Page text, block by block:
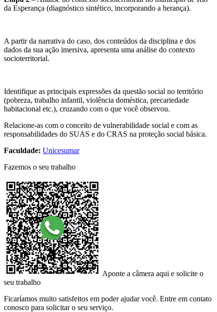
da Esperança (diagnóstico sintético, incorporando a herança).
A partir da narrativa do caso, dos conteúdos da disciplina e dos
dados da sua ação imersiva, apresenta uma análise do contexto
socioterritorial.
Identifique as principais expressões da questão social no território
(pobreza, trabalho infantil, violência doméstica, precariedade
habitacional etc.), cruzando com o que você observou.
Relacione-as com o conceito de vulnerabilidade social e com as
responsabilidades do SUAS e do CRAS na proteção social básica.​
Faculdade: Unicesumar
Fazemos o seu trabalho
Aponte a câmera aqui e solicite o
seu trabalho
Ficaríamos muito satisfeitos em poder ajudar você. Entre em contato
conosco para solicitar o seu serviço.